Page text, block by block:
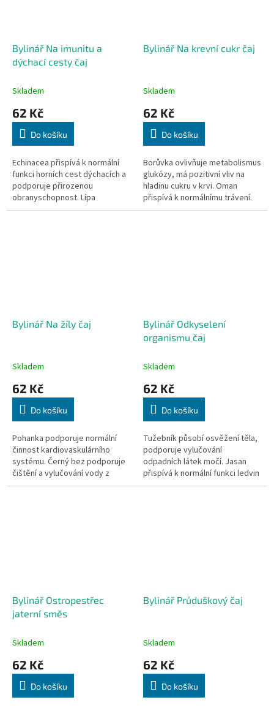
Bylinář Na imunitu a
dýchací cesty čaj
Skladem
62 Kč
Do košíku
Echinacea přispívá k normální
funkci horních cest dýchacích a
podporuje přirozenou
obranyschopnost. Lípa
podporuje pocení a usnadňuje
Bylinář Na krevní cukr čaj
Skladem
62 Kč
Do košíku
Borůvka ovlivňuje metabolismus
glukózy, má pozitivní vliv na
hladinu cukru v krvi. Oman
přispívá k normálnímu trávení.
40 sáčků, 40x 1,6g
Bylinář Na žíly čaj
Skladem
62 Kč
Do košíku
Pohanka podporuje normální
činnost kardiovaskulárního
systému. Černý bez podporuje
čištění a vylučování vody z
organismu. Řepík přispívá k
Bylinář Odkyselení
organismu čaj
Skladem
62 Kč
Do košíku
Tužebník působí osvěžení těla,
podporuje vylučování
odpadních látek močí. Jasan
přispívá k normální funkci ledvin
a močových cest, podporuje
Bylinář Ostropestřec
jaterní směs
Skladem
62 Kč
Do košíku
Bylinář Průduškový čaj
Skladem
62 Kč
Do košíku